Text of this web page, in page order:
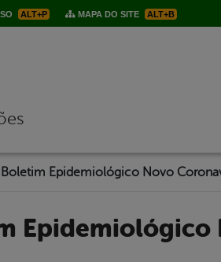
ALT+P MAPA DO SITE ALT+B